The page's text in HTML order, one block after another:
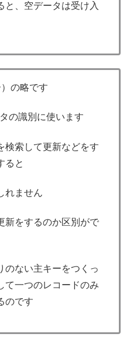
と、空データは受け入
の略です
の識別に使います
検索して更新などをす
ると
れません
新をするのか区別がで
のない主キーをつくっ
て一つのレコードのみ
のです